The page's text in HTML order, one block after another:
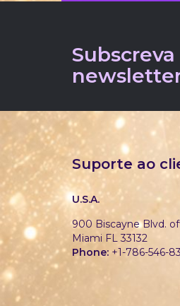
Subscreva
Suporte ao
U.S.A.
900 Biscayne Blvd.
Miami FL 33132
Phone: +1-786-546-